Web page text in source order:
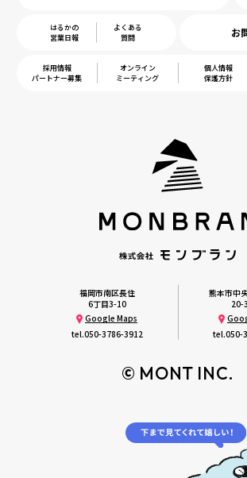
はるかの
営業日報
よくある
質問
お
採用情報
パートナー募集
オンライン
ミーティング
個人情報
保護方針
福岡市南区長住
6丁目3-10
Google Maps
tel.050-3786-3912
熊本市中
20-
tel.050-
© MONT INC.